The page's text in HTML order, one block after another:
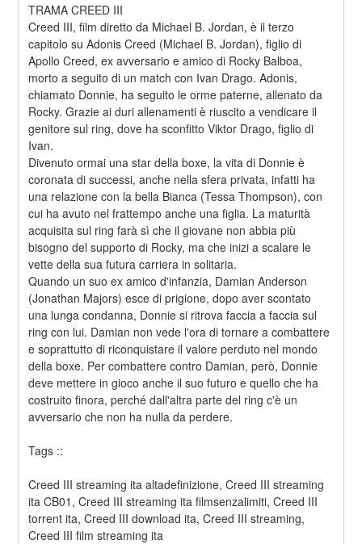
TRAMA CREED III
Creed III, film diretto da Michael B. Jordan, è il terzo
capitolo su Adonis Creed (Michael B. Jordan), figlio di
Apollo Creed, ex avversario e amico di Rocky Balboa,
morto a seguito di un match con Ivan Drago. Adonis,
chiamato Donnie, ha seguito le orme paterne, allenato da
Rocky. Grazie ai duri allenamenti è riuscito a vendicare il
genitore sul ring, dove ha sconfitto Viktor Drago, figlio di
Ivan.
Divenuto ormai una star della boxe, la vita di Donnie è
coronata di successi, anche nella sfera privata, infatti ha
una relazione con la bella Bianca (Tessa Thompson), con
cui ha avuto nel frattempo anche una figlia. La maturità
acquisita sul ring farà sì che il giovane non abbia più
bisogno del supporto di Rocky, ma che inizi a scalare le
vette della sua futura carriera in solitaria.
Quando un suo ex amico d'infanzia, Damian Anderson
(Jonathan Majors) esce di prigione, dopo aver scontato
una lunga condanna, Donnie si ritrova faccia a faccia sul
ring con lui. Damian non vede l'ora di tornare a combattere
e soprattutto di riconquistare il valore perduto nel mondo
della boxe. Per combattere contro Damian, però, Donnie
deve mettere in gioco anche il suo futuro e quello che ha
costruito finora, perché dall'altra parte del ring c'è un
avversario che non ha nulla da perdere.
Tags ::
Creed III streaming ita altadefinizione, Creed III streaming
ita CB01, Creed III streaming ita filmsenzalimiti, Creed III
torrent ita, Creed III download ita, Creed III streaming,
Creed III film streaming ita